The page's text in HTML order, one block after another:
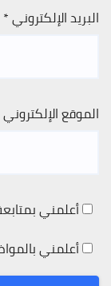
البريد الإلكتروني*
الموقع الإلكتروني
أعلمني
أعلمني